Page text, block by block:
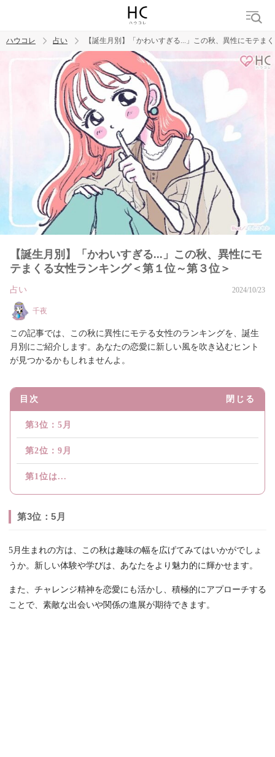
トレンド ワード
ハウコレ 占い 【誕生月別】「かわいすぎる...」この秋、異性にモテま
【誕生月別】「かわいすぎる...」この秋、異性にモ
テまくる女性ランキング＜第１位～第３位＞
占い 2024/10/23
千夜
この記事では、この秋に異性にモテる女性のランキングを、誕生
月別にご紹介します。あなたの恋愛に新しい風を吹き込むヒント
が見つかるかもしれませんよ。
目次 閉じる
第3位：5月
第2位：9月
第1位は...
第3位：5月
5月生まれの方は、この秋は趣味の幅を広げてみてはいかがでしょ
うか。新しい体験や学びは、あなたをより魅力的に輝かせます。
また、チャレンジ精神を恋愛にも活かし、積極的にアプローチする
ことで、素敵な出会いや関係の進展が期待できます。